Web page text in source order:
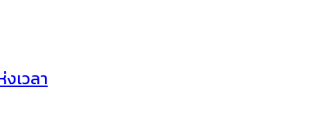
เวลา